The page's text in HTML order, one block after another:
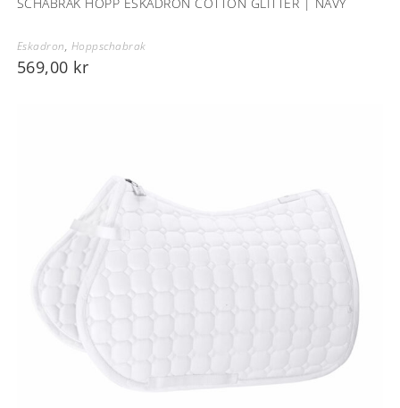
Eskadron, Hoppschabrak
569,00 kr